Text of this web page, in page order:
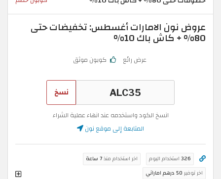
عروض نون الامارات أغسطس: تخفيضات حتى
80% + كاش باك 10%
عرض رائع كوبون موثق
نسخ
انسخ الكود واستخدمه عند انهاء عملية الشراء
المتابعة إلى موقع نون
326 استخدام اليوم اخر استخدام منذ7 ساعة
اخر توفير 50 درهم اماراتي